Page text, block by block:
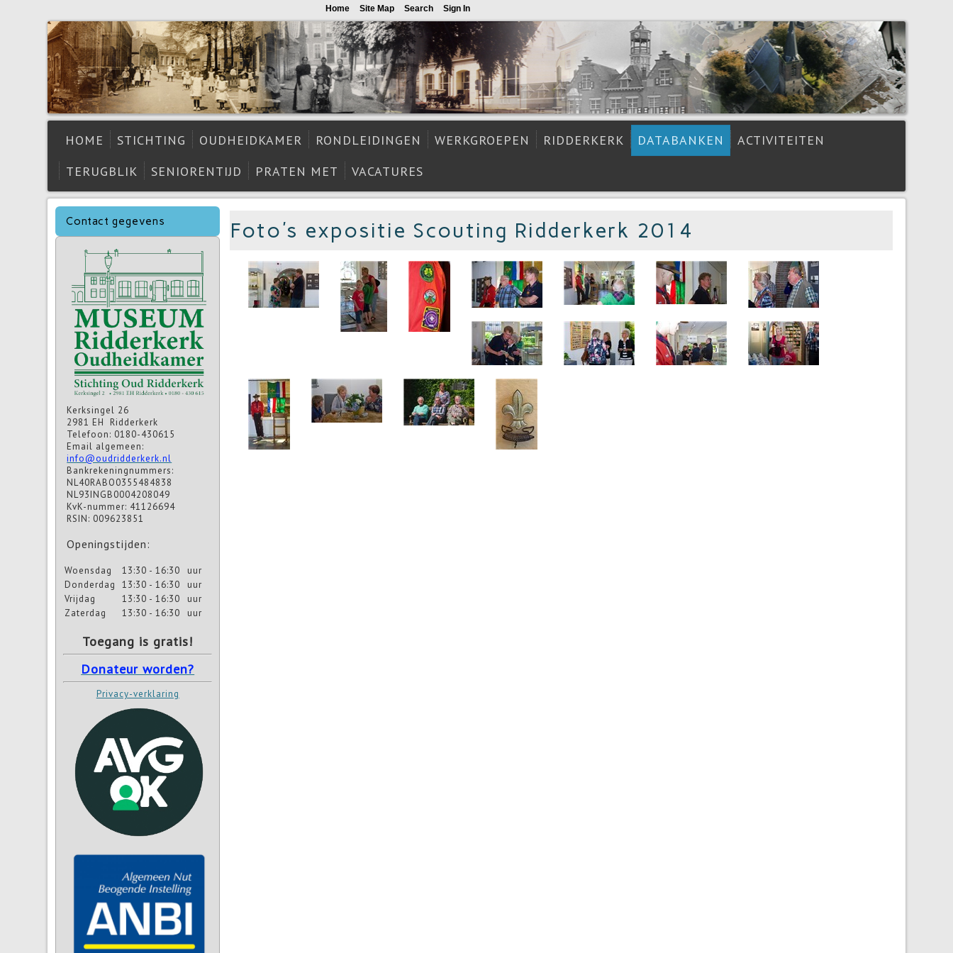
HOME STICHTING OUDHEIDKAMER RONDLEIDINGEN WERKGROEPEN RIDDERKERK DATABANKEN
ACTIVITEITEN
TERUGBLIK
SENIORENTIJD PRATEN MET VACATURES
Contact gegevens
Kerksingel 26
2981 EH Ridderkerk
Telefoon: 0180-430615
Email algemeen:
info@oudridderkerk.nl
Bankrekeningnummers:
NL40RABO0355484838
NL93INGB0004208049
KvK-nummer: 41126694
RSIN: 009623851
Openingstijden:
Woensdag 13:30 - 16:30
uur
Donderdag
13:30 - 16:30
uur
Vrijdag
13:30 - 16:30
uur
Zaterdag
13:30 - 16:30 uur
Toegang is gratis!
Donateur worden?
Privacy-verklaring
Foto's expositie Scouting Ridderkerk 2014
Home Site Map Search Sign In